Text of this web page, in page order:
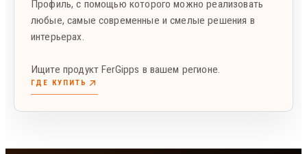
Профиль, с помощью которого можно реализовать
любые, самые современные и смелые решения в
интерьерах.
Ищите продукт FerGipps в вашем регионе.
ГДЕ КУПИТЬ